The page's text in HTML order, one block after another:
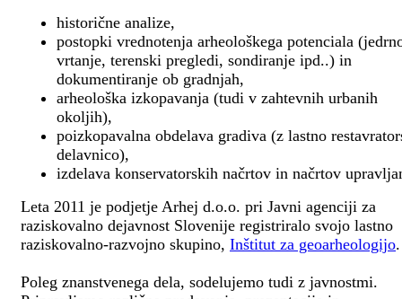
historične analize,
postopki vrednotenja arheološkega potenciala
vrtanje, terenski pregledi, sondiranje ipd..) in
dokumentiranje ob gradnjah,
arheološka izkopavanja (tudi v zahtevnih urbanih
okoljih),
poizkopavalna obdelava gradiva (z lastno
delavnico),
izdelava konservatorskih načrtov in načrtov
Leta 2011 je podjetje Arhej d.o.o. pri Javni agenciji za
raziskovalno dejavnost Slovenije registriralo svojo lastno
raziskovalno-razvojno skupino, Inštitut za geoarheologijo.
Poleg znanstvenega dela, sodelujemo tudi z javnostmi.